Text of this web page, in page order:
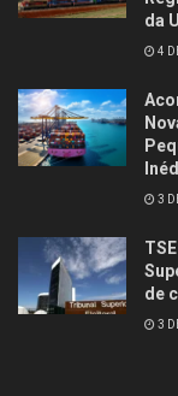
da
4
3
de
3